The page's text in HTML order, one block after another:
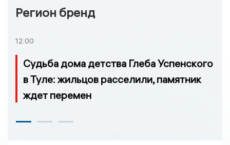
Регион бренд
12:00
Судьба дома детства Глеба Успенского
в Туле: жильцов расселили, памятник
ждет перемен